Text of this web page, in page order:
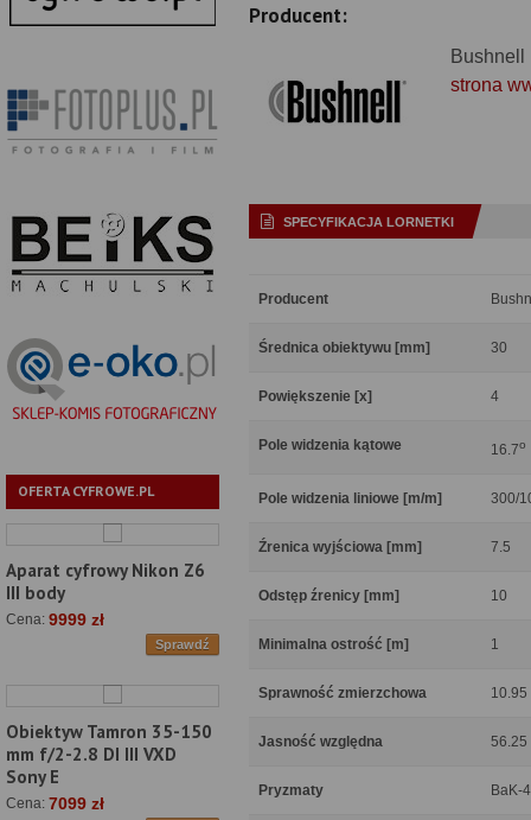
OFERTA CYFROWE.PL
Aparat cyfrowy Nikon Z6
III body
Cena: 9999 zł
Sprawdź
Obiektyw Tamron 35-150
mm f/2-2.8 DI III VXD
Sony E
Cena: 7099 zł
Producent:
Bushnell
strona
SPECYFIKACJA LORNETKI
Producent
Średnica obiektywu [mm] 30
Powiększenie [x] 4
Pole widzenia kątowe 16.7o
Pole widzenia liniowe [m/m] 300/
Źrenica wyjściowa [mm] 7.5
Odstęp źrenicy [mm] 10
Minimalna ostrość [m] 1
Sprawność zmierzchowa 10.95
Jasność względna 56.25
Pryzmaty BaK-